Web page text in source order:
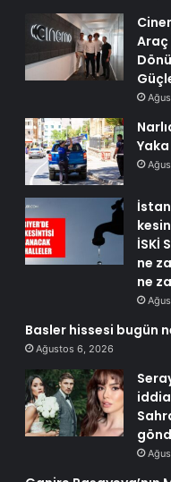
Araç
İSKİ
ne
ne
Basler hissesi bugün
Ağustos 6, 2026